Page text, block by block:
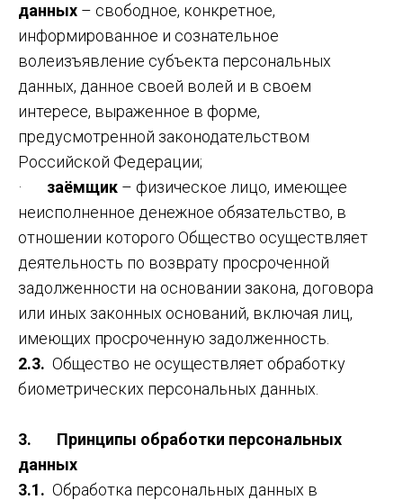
данных – свободное, конкретное,
информированное и сознательное
волеизъявление субъекта персональных
данных, данное своей волей и в своем
интересе, выраженное в форме,
предусмотренной законодательством
Российской Федерации;
· заёмщик – физическое лицо, имеющее
неисполненное денежное обязательство, в
отношении которого Общество осуществляет
деятельность по возврату просроченной
задолженности на основании закона, договора
или иных законных оснований, включая лиц,
имеющих просроченную задолженность.
2.3. Общество не осуществляет обработку
биометрических персональных данных.
3. Принципы обработки персональных
данных
3.1. Обработка персональных данных в